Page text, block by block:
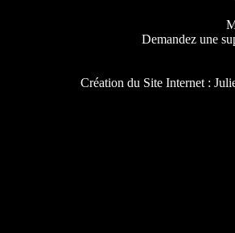
Demandez une
Création du Site Internet :